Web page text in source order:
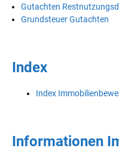
Gutachten
Grundsteuer Gutachten
Index
Index
Informationen